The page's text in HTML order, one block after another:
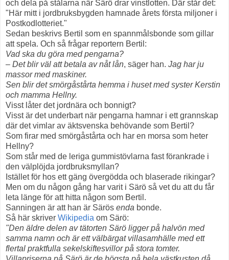
och dela på stålarna när Särö drar vinstlotten. Där står det:
"Här mitt i jordbruksbygden hamnade årets första miljoner i
Postkodlotteriet."
Sedan beskrivs Bertil som en spannmålsbonde som gillar
att spela. Och så frågar reportern Bertil:
Vad ska du göra med pengarna?
– Det blir väl att betala av nåt lån, säger han. Jag har ju
massor med maskiner.
Sen blir det smörgåstårta hemma i huset med syster Kerstin
och mamma Hellny.
Visst låter det jordnära och bonnigt?
Visst är det underbart när pengarna hamnar i ett grannskap
där det vimlar av äktsvenska behövande som Bertil?
Som firar med smörgåstårta och har en morsa som heter
Hellny?
Som står med de leriga gummistövlarna fast förankrade i
den välplöjda jordbruksmyllan?
Istället för hos ett gäng övergödda och blaserade rikingar?
Men om du någon gång har varit i Särö så vet du att du får
leta länge för att hitta någon som Bertil.
Sanningen är att han är Särös enda bonde.
Så här skriver Wikipedia om Särö:
"Den äldre delen av tätorten Särö ligger på halvön med
samma namn och är ett välbärgat villasamhälle med ett
flertal praktfulla sekelskiftesvillor på stora tomter.